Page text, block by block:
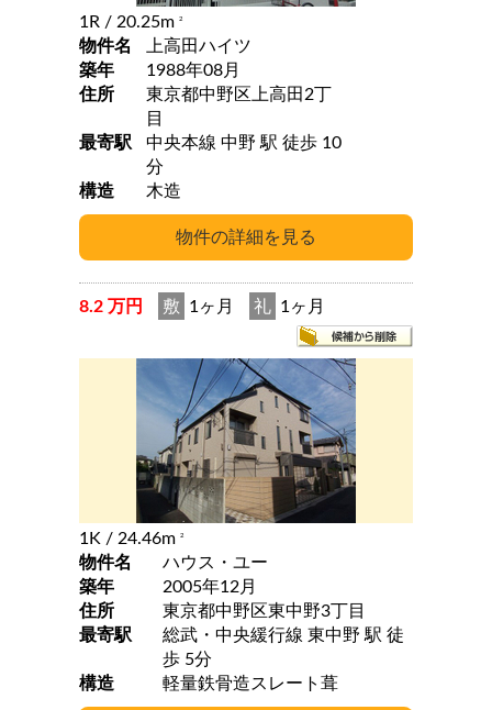
1R / 20.25m 2
物件名
上高田ハイツ
築年
1988年08月
住所
東京都中野区上高田2丁
目
最寄駅
中央本線 中野 駅 徒歩 10
分
構造
木造
8.2 万円 敷 1ヶ月 礼 1ヶ月
1K / 24.46m 2
物件名
ハウス・ユー
築年
2005年12月
住所
東京都中野区東中野3丁目
最寄駅
総武・中央緩行線 東中野 駅 徒
歩 5分
構造
軽量鉄骨造スレート葺